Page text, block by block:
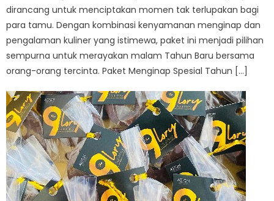
dirancang untuk menciptakan momen tak terlupakan bagi
para tamu. Dengan kombinasi kenyamanan menginap dan
pengalaman kuliner yang istimewa, paket ini menjadi pilihan
sempurna untuk merayakan malam Tahun Baru bersama
orang-orang tercinta. Paket Menginap Spesial Tahun […]